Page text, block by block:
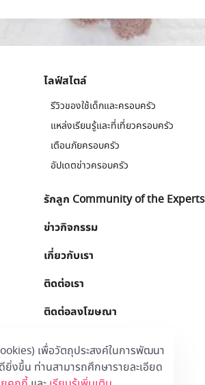
เพื่อวัตถุประสงค์ในการพัฒนา
ยิ่งขึ้น ท่านสามารถศึกษารายละเอียด
ไลฟ์สไตล์
รีวิวของใช้เด็กและครอบครัว
แหล่งเรียนรู้และที่เที่ยวครอบครัว
เตือนภัยครอบครัว
อัปเดตข่าวครอบครัว
รักลูก Community of the Experts
ข่าวกิจกรรม
เกี่ยวกับเรา
ติดต่อเรา
ติดต่อลงโฆษณา